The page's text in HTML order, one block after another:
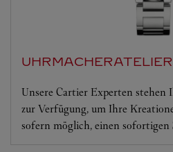
UHRMACHERATELIER
Unsere Cartier Experten stehen
zur Verfügung, um Ihre
sofern möglich, einen sofortigen